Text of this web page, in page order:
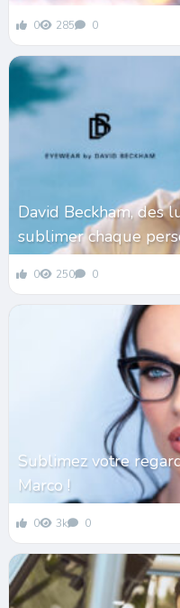
0 285 0
David Beckham, des
sublimer chaque
0 250 0
Sublimez votre
Marco !
0 3k 0